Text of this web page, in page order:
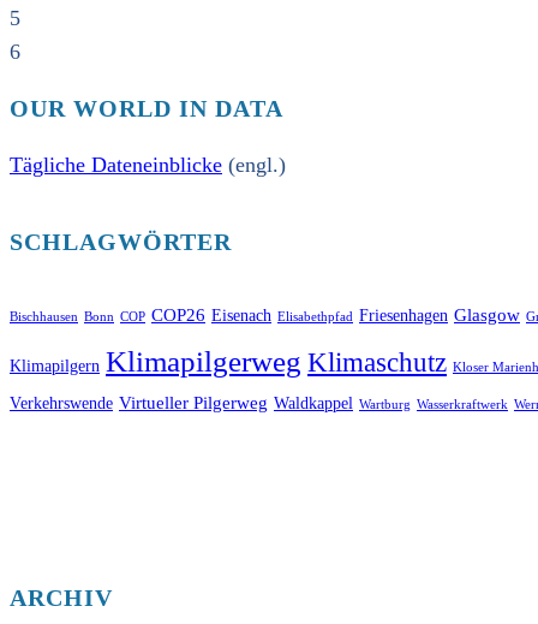
5
6
OUR WORLD IN DATA
Tägliche Dateneinblicke (engl.)
SCHLAGWÖRTER
Bischhausen Bonn COP COP26 Eisenach Elisabethpfad Friesenhagen Glasgow
Klimapilgern Klimapilgerweg Klimaschutz Kloser
Verkehrswende Virtueller Pilgerweg Waldkappel Wartburg Wasserkraftwerk
ARCHIV